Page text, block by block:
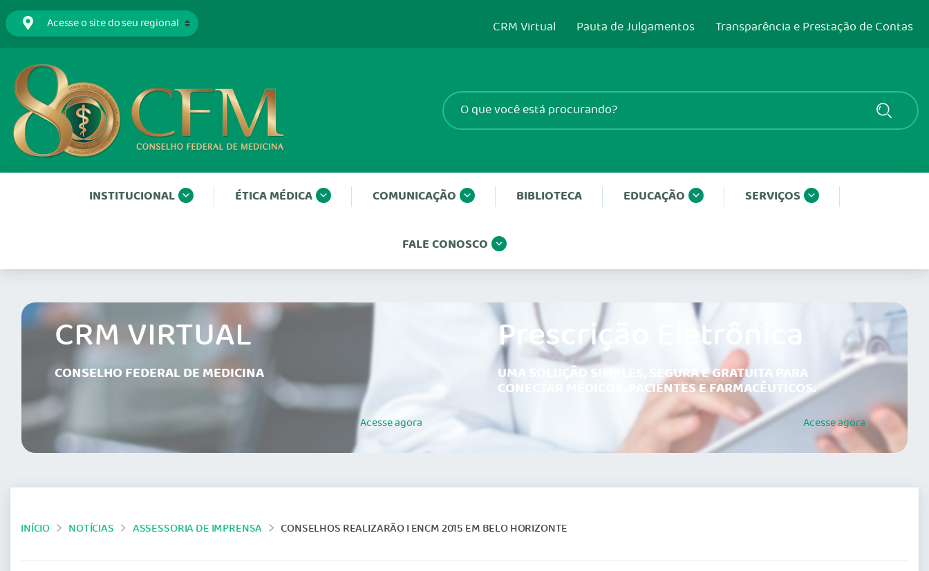
CRM Virtual Pauta de Julgamentos Transparência e Prestação de Contas
INSTITUCIONAL ÉTICA MÉDICA COMUNICAÇÃO BIBLIOTECA EDUCAÇÃO SERVIÇOS
FALE CONOSCO
CRM VIRTUAL
CONSELHO FEDERAL DE MEDICINA
Acesseagora
Prescrição Eletrônica
UMA SOLUÇÃO SIMPLES, SEGURA E GRATUITA PARA
CONECTAR MÉDICOS, PACIENTES E FARMACÊUTICOS.
Acesseagora
INÍCIO NOTÍCIAS ASSESSORIA DE IMPRENSA CONSELHOS REALIZARÃO I ENCM 2015 EM BELO HORIZONTE